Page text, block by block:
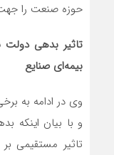
حوزه صنعت را جهت
تاثیر بدهی
بیمه‌ای صنایع
وی در ادامه به
و با بیان اینکه
تاثیر مستقیمی